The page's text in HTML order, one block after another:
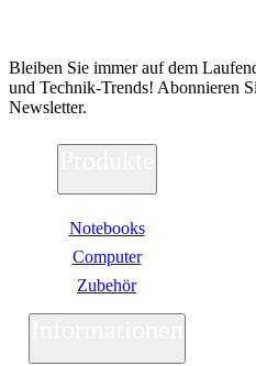
Notebooks
Computer
Zubehör
Bleiben Sie immer auf dem
und Technik-Trends! Abonnieren
Newsletter.